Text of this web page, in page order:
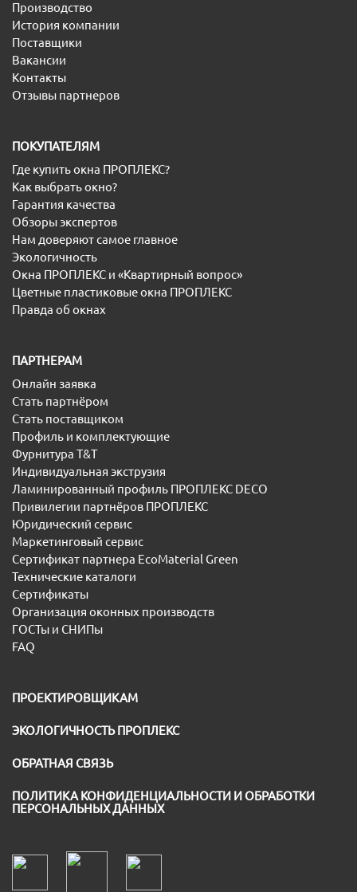
Производство
История компании
Поставщики
Вакансии
Контакты
Отзывы партнеров
ПОКУПАТЕЛЯМ
Где купить окна ПРОПЛЕКС?
Как выбрать окно?
Гарантия качества
Обзоры экспертов
Нам доверяют самое главное
Экологичность
Окна ПРОПЛЕКС и «Квартирный вопрос»
Цветные пластиковые окна ПРОПЛЕКС
Правда об окнах
ПАРТНЕРАМ
Онлайн заявка
Стать партнёром
Стать поставщиком
Профиль и комплектующие
Фурнитура T&T
Индивидуальная экструзия
Ламинированный профиль ПРОПЛЕКС DECO
Привилегии партнёров ПРОПЛЕКС
Юридический сервис
Маркетинговый сервис
Сертификат партнера EcoMaterial Green
Технические каталоги
Сертификаты
Организация оконных производств
ГОСТы и СНИПы
FAQ
ПРОЕКТИРОВЩИКАМ
ЭКОЛОГИЧНОСТЬ ПРОПЛЕКС
ОБРАТНАЯ СВЯЗЬ
ПОЛИТИКА КОНФИДЕНЦИАЛЬНОСТИ И ОБРАБОТКИ
ПЕРСОНАЛЬНЫХ ДАННЫХ